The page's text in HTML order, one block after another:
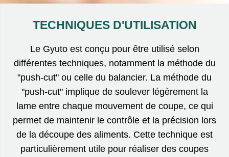
TECHNIQUES D'UTILISATION
Le Gyuto est conçu pour être utilisé selon
différentes techniques, notamment la méthode du
"push-cut" ou celle du balancier. La méthode du
"push-cut" implique de soulever légèrement la
lame entre chaque mouvement de coupe, ce qui
permet de maintenir le contrôle et la précision lors
de la découpe des aliments. Cette technique est
particulièrement utile pour réaliser des coupes